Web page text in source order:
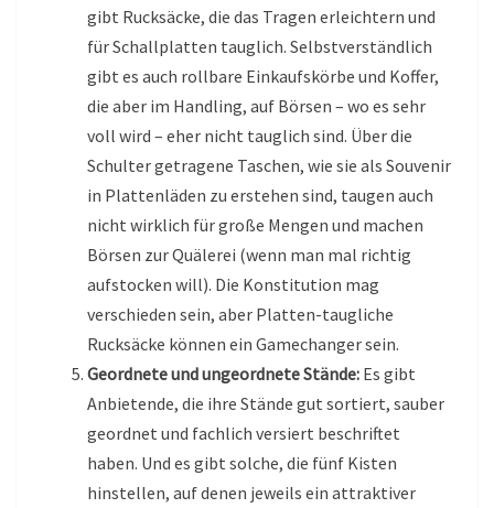
gibt Rucksäcke, die das Tragen erleichtern und
für Schallplatten tauglich. Selbstverständlich
gibt es auch rollbare Einkaufskörbe und Koffer,
die aber im Handling, auf Börsen – wo es sehr
voll wird – eher nicht tauglich sind. Über die
Schulter getragene Taschen, wie sie als Souvenir
in Plattenläden zu erstehen sind, taugen auch
nicht wirklich für große Mengen und machen
Börsen zur Quälerei (wenn man mal richtig
aufstocken will). Die Konstitution mag
verschieden sein, aber Platten-taugliche
Rucksäcke können ein Gamechanger sein.
Geordnete und ungeordnete Stände: Es gibt
Anbietende, die ihre Stände gut sortiert, sauber
geordnet und fachlich versiert beschriftet
haben. Und es gibt solche, die fünf Kisten
hinstellen, auf denen jeweils ein attraktiver